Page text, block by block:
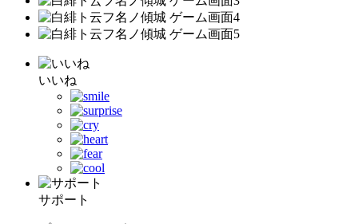
いいね
サポート